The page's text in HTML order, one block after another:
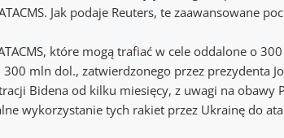
Jak podaje Reuters, te zaawansowane
które mogą trafiać w cele oddalone o
mln dol., zatwierdzonego przez prezydenta
Bidena od kilku miesięcy, z uwagi na obawy
wykorzystanie tych rakiet przez Ukrainę do